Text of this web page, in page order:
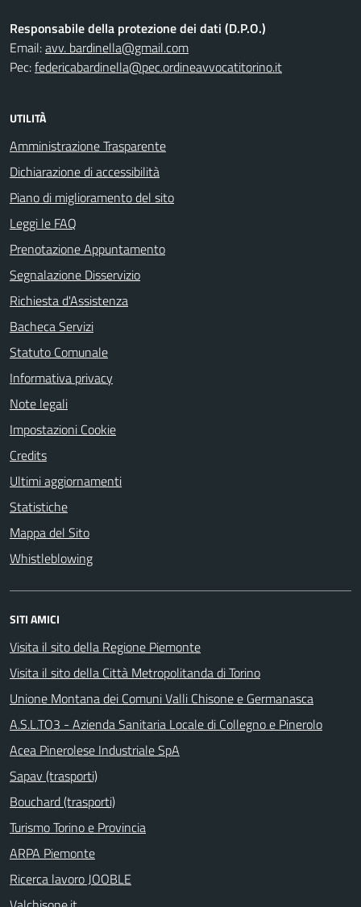
Responsabile della protezione dei dati (D.P.O.)
Email:avv. bardinella@gmail.com
Pec:federicabardinella@pec.ordineavvocatitorino.it
UTILITÀ
Amministrazione Trasparente
Dichiarazione di accessibilità
Piano di miglioramento del sito
Leggi le FAQ
Prenotazione Appuntamento
Segnalazione Disservizio
Richiesta d'Assistenza
Bacheca Servizi
Statuto Comunale
Informativa privacy
Note legali
Impostazioni Cookie
Credits
Ultimi aggiornamenti
Statistiche
Mappa del Sito
Whistleblowing
SITI AMICI
Visita il sito della Regione Piemonte
Visita il sito della Città Metropolitanda di Torino
Unione Montana dei Comuni Valli Chisone e Germanasca
A.S.L.TO3 - Azienda Sanitaria Locale di Collegno e Pinerolo
Acea Pinerolese Industriale SpA
Sapav (trasporti)
Bouchard (trasporti)
Turismo Torino e Provincia
ARPA Piemonte
Ricerca lavoro JOOBLE